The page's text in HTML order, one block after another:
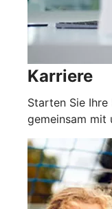
Karriere
Starten Sie
gemeinsam mit